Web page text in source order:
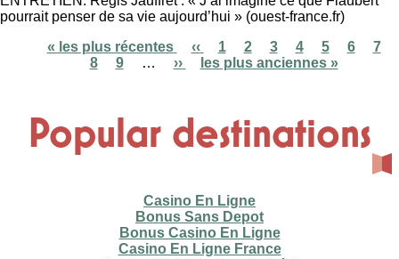
pourrait penser de sa vie aujourd’hui » (ouest-france.fr)
First
« les plus récentes
Previous
page
‹‹ Page
1 Page
2 Page
3
Current
page
4 Page
5 Page
6 7
8
Page
9 …
Next
››
Last
les plus anciennes »
Popular destinations
Casino En Ligne
Bonus Sans Depot
Bonus Casino En Ligne
Casino En Ligne France